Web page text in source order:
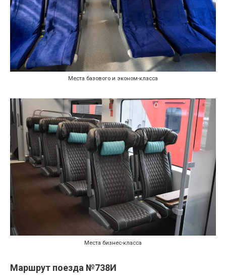
Места базового и эконом-класса
Места бизнес-класса
Маршрут поезда №738И